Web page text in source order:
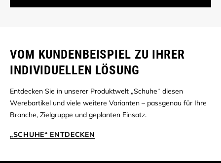
VOM KUNDENBEISPIEL ZU IHRER
INDIVIDUELLEN LÖSUNG
Entdecken Sie in unserer Produktwelt „Schuhe“ diesen
Werebartikel und viele weitere Varianten – passgenau für Ihre
Branche, Zielgruppe und geplanten Einsatz.
„SCHUHE“ ENTDECKEN